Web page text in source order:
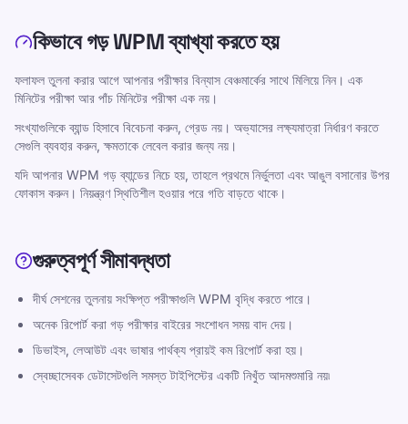
নিরাপদ উপায় হল এটিকে ব্যক্তিগত রায় হিসাবে বিবেচনা করার আগে
এটি কোন জনসংখ্যা থেকে এসেছে তা জিজ্ঞাসা করা।
শিশু, কিশোর, প্রাপ্তবয়স্ক এবং বয়স্কদের জন্য টাইপিংকে মজাদার এবং
কার্যকর করুন। আমাদের কাঠামোগত এবং কৌতুকপূর্ণ পদ্ধতির সাথে আপনার
নিজস্ব গতিতে শিখুন।
কিভাবে গড় WPM ব্যাখ্যা করতে হয়
ফলাফল তুলনা করার আগে আপনার পরীক্ষার বিন্যাস বেঞ্চমার্কের সাথে মিলিয়ে নিন। এক
মিনিটের পরীক্ষা আর পাঁচ মিনিটের পরীক্ষা এক নয়।
সংখ্যাগুলিকে ব্যান্ড হিসাবে বিবেচনা করুন, গ্রেড নয়। অভ্যাসের লক্ষ্যমাত্রা নির্ধারণ করতে
সেগুলি ব্যবহার করুন, ক্ষমতাকে লেবেল করার জন্য নয়।
যদি আপনার WPM গড় ব্যান্ডের নিচে হয়, তাহলে প্রথমে নির্ভুলতা এবং আঙুল বসানোর উপর
ফোকাস করুন। নিয়ন্ত্রণ স্থিতিশীল হওয়ার পরে গতি বাড়তে থাকে।
গুরুত্বপূর্ণ সীমাবদ্ধতা
দীর্ঘ সেশনের তুলনায় সংক্ষিপ্ত পরীক্ষাগুলি WPM বৃদ্ধি করতে পারে।
অনেক রিপোর্ট করা গড় পরীক্ষার বাইরের সংশোধন সময় বাদ দেয়।
ডিভাইস, লেআউট এবং ভাষার পার্থক্য প্রায়ই কম রিপোর্ট করা হয়।
স্বেচ্ছাসেবক ডেটাসেটগুলি সমস্ত টাইপিস্টের একটি নিখুঁত আদমশুমারি নয়৷